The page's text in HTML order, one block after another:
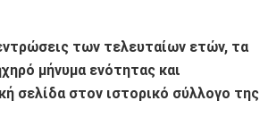
των τελευταίων ετών, τα
μήνυμα ενότητας και
σελίδα στον ιστορικό σύλλογο της